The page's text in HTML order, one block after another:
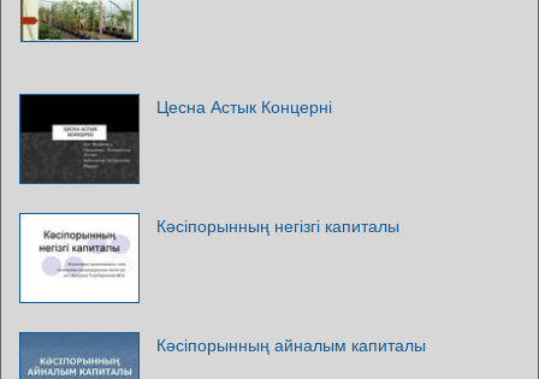
Цесна Астык Концерні
Кәсіпорынның негізгі капиталы
Кәсіпорынның айналым капиталы